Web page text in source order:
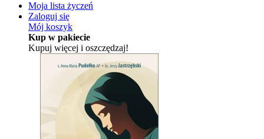
Moja lista życzeń
Zaloguj się
Mój koszyk
Kup w pakiecie
Kupuj więcej i oszczędzaj!